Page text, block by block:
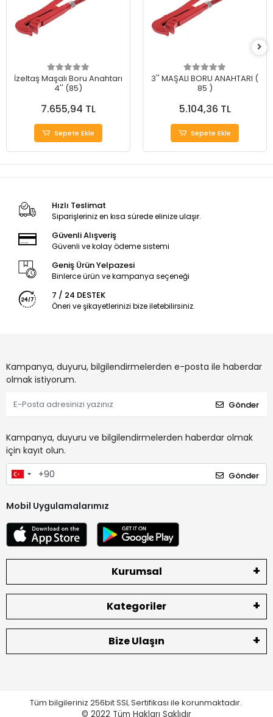
İzeltaş Maşalı Boru Anahtarı
4'' (85)
7.655,94 TL
Sepete Ekle
3'' MAŞALI BORU ANAHTARI (
85 )
5.104,36 TL
Sepete Ekle
Hızlı Teslimat
Siparişleriniz en kısa sürede elinize ulaşır.
Güvenli Alışveriş
Güvenli ve kolay ödeme sistemi
Geniş Ürün Yelpazesi
Binlerce ürün ve kampanya seçeneği
7 / 24 DESTEK
Öneri ve şikayetlerinizi bize iletebilirsiniz.
Kampanya, duyuru, bilgilendirmelerden e-posta ile haberdar
olmak istiyorum.
Gönder
Kampanya, duyuru ve bilgilendirmelerden haberdar olmak
için kayıt olun.
Gönder
Mobil Uygulamalarımız
Kurumsal
Kategoriler
Bize Ulaşın
Tüm bilgileriniz 256bit SSL Sertifikası ile korunmaktadır.
© 2022 Tüm Hakları Saklıdır